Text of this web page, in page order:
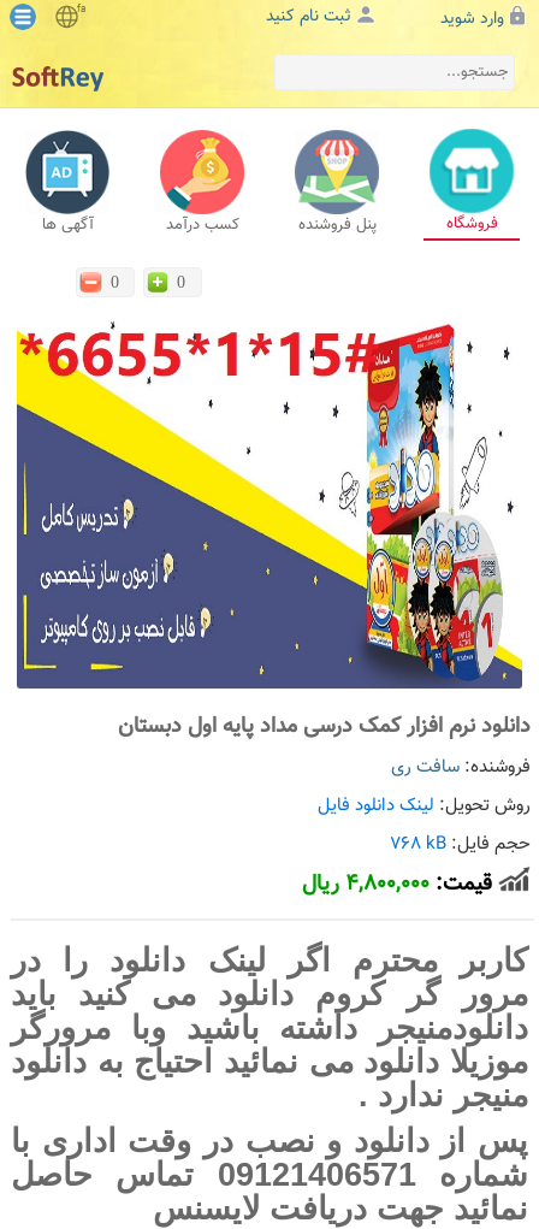
وارد شوید ثبت نام کنید fa
فروشگاه پنل فروشنده کسب درآمد آگهی ها
0 0
دانلود نرم افزار کمک درسی مداد پایه اول دبستان
فروشنده:سافت ری
روش تحویل: لینک دانلود فایل
حجم فایل:
768i kB
قیمت:4,800,000 ریال
کاربر محترم اگر لینک دانلود را در
مرور گر کروم دانلود می کنید باید
دانلودمنیجر داشته باشید وبا مرورگر
موزیلا دانلود می نمائید احتیاج به دانلود
منیجر ندارد .
پس از دانلود و نصب در وقت اداری با
شماره 09121406571 تماس حاصل
نمائید جهت دریافت لایسنس